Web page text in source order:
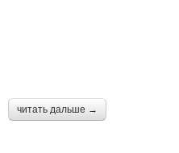
читать дальше →